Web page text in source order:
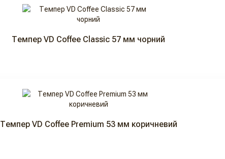
Темпер VD Coffee Classic 57 мм чорний
Темпер VD Coffee Premium 53 мм коричневий